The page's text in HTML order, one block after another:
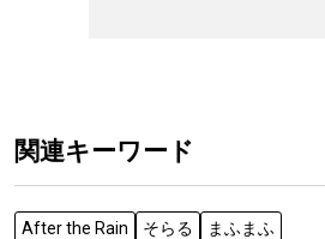
関連キーワード
After the Rain そらる まふまふ